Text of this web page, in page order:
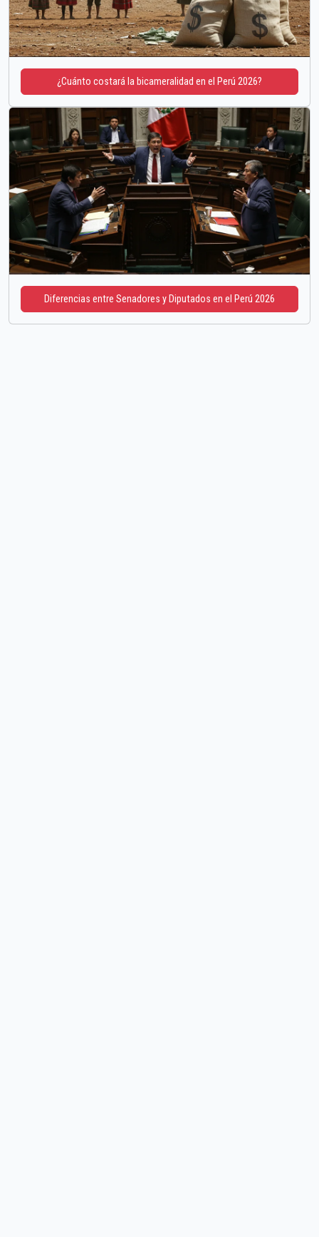
¿Cuánto costará la bicameralidad en el Perú 2026?
Diferencias entre Senadores y Diputados en el Perú 2026